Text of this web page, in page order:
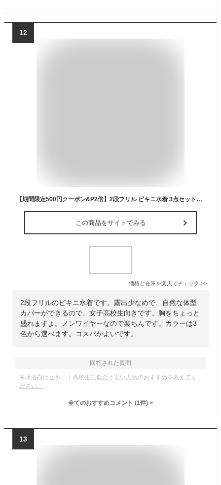
12
【期間限定500円クーポン&P2倍】2段フリル ビキニ水着 3点セット【送料無料 楽天ランキング1位】 セパレート レディース水着 モカ カーキ ノンワイヤー 大人 かわいい 体型カバー 盛れる 露出少なめ 中学生 高校生 大人 モテ水着
この商品をサイトでみる
価格と在庫を楽天でチェック >>
2段フリルのビキニ水着です。露出少なめで、自然な体型
カバーができるので、女子高校生向きです。胸をちょっと
盛れますよ。ノンワイヤーなので楽ちんです。カラーは3
色から選べます。コスパがよいです。
回答された質問
海水浴向けビキニ｜高校生に似合う安い人気のおすすめを教えてく
ださい。
全てのおすすめコメント (1件) >
13